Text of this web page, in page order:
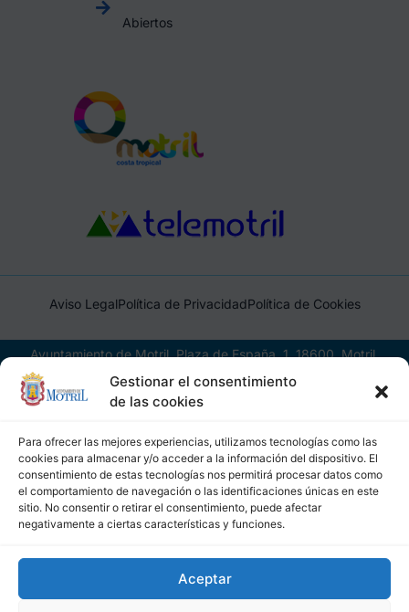
Gestionar el consentimiento
de las cookies
Para ofrecer las mejores experiencias, utilizamos tecnologías como las
cookies para almacenar y/o acceder a la información del dispositivo. El
consentimiento de estas tecnologías nos permitirá procesar datos como
el comportamiento de navegación o las identificaciones únicas en este
sitio. No consentir o retirar el consentimiento, puede afectar
negativamente a ciertas características y funciones.
Aceptar
Abiertos
Aviso LegalPolítica de PrivacidadPolítica de Cookies
Ayuntamiento de Motril, Plaza de España, 1, 18600, Motril,
(Granada), CIF: P1814200J, DIR3: L01181400